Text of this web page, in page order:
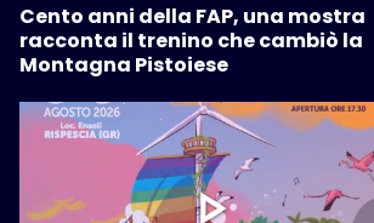
Cento anni della FAP, una mostra
racconta il trenino che cambiò la
Montagna Pistoiese